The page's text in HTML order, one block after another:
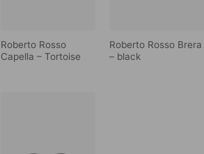
Roberto Rosso
Capella – Tortoise
Roberto Rosso Brera
– black